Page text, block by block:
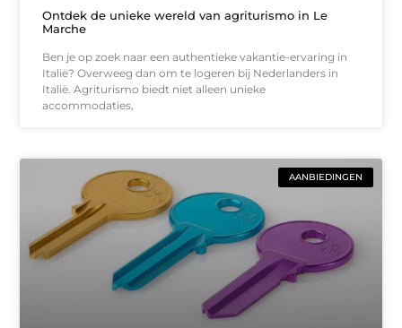
Ontdek de unieke wereld van agriturismo in Le
Marche
Ben je op zoek naar een authentieke vakantie-ervaring in
Italië? Overweeg dan om te logeren bij Nederlanders in
Italië. Agriturismo biedt niet alleen unieke
accommodaties,
AANBIEDINGEN